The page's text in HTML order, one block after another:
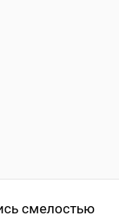
смелостью